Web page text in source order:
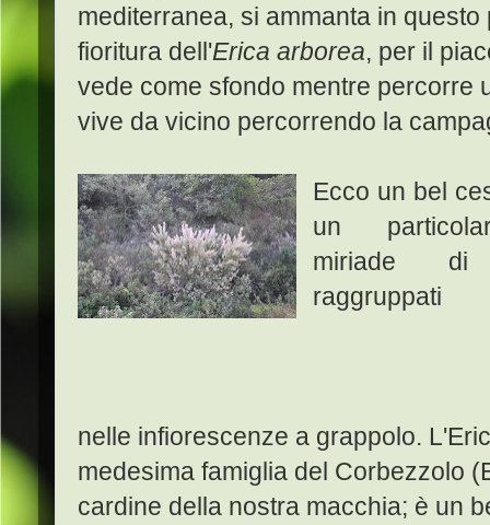
mediterranea, si ammanta in
fioritura dell'Erica arborea, per il
vede come sfondo mentre percorre
vive da vicino percorrendo la
Ecco un bel
un
miriade di
raggruppati
nelle infiorescenze a grappolo.
medesima famiglia del Corbezzolo
cardine della nostra macchia; è un